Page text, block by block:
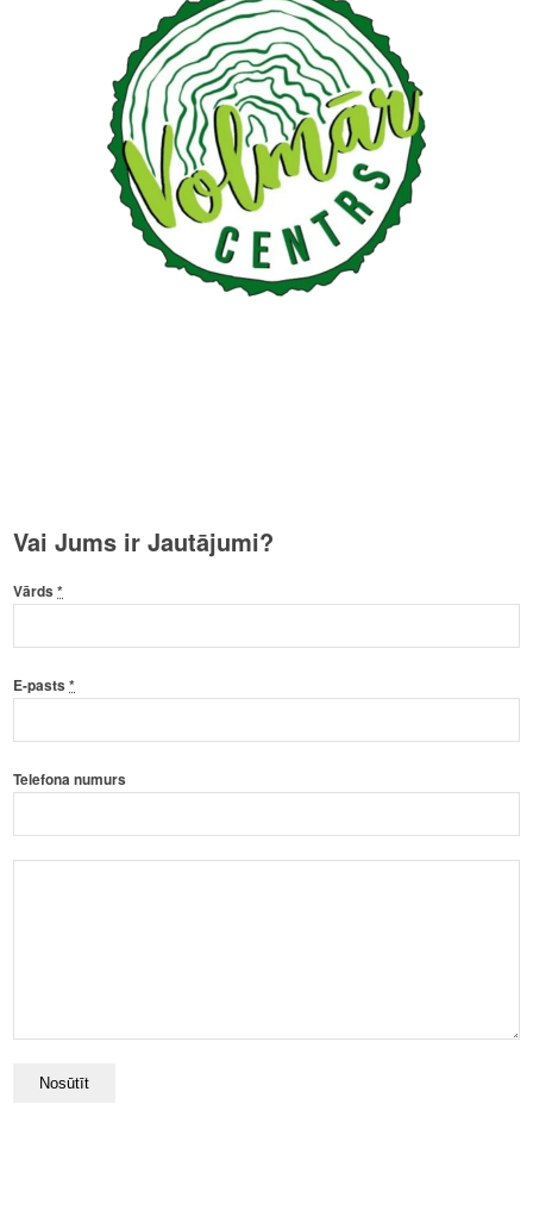
Vai Jums ir Jautājumi?
Vārds*
E-pasts*
Telefona numurs